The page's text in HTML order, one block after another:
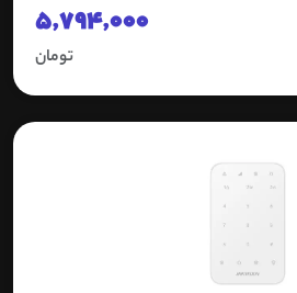
5,794,000
تومان